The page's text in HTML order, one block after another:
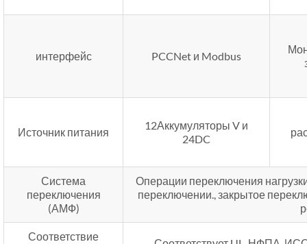
интерфейс PCCNet и Modbus
Источник питания
12Аккумуляторы V и
24DC
Система
переключения
(АМФ)
Операции переключения
переключении., закрытое
Соответствие